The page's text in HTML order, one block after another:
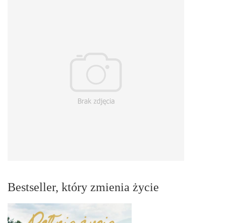
Bestseller, który zmienia życie